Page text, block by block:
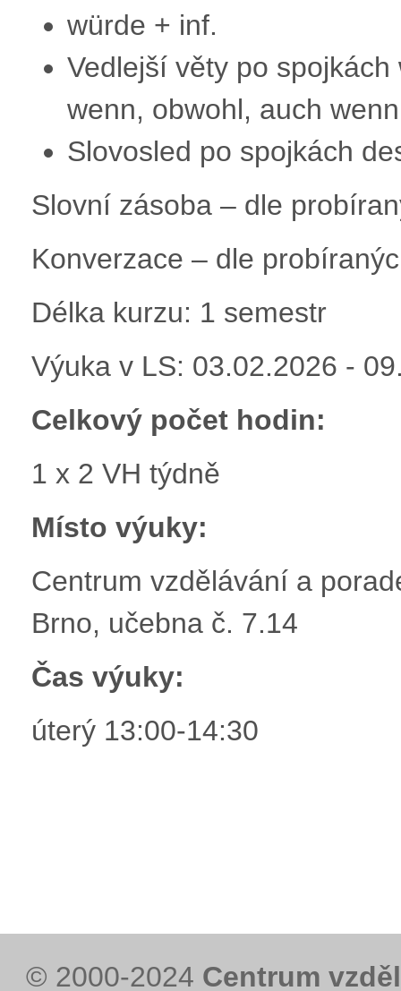
würde + inf.
Vedlejší věty po
wenn, obwohl, auch wenn
Slovosled po spojkách
Slovní zásoba – dle
Konverzace – dle
Délka kurzu: 1 semestr
Výuka v LS: 03.02.2026 -
Celkový počet hodin:
1 x 2 VH týdně
Místo výuky:
Centrum vzdělávání a
Brno, učebna č. 7.14
Čas výuky:
úterý 13:00-14:30
© 2000-2024 Centrum